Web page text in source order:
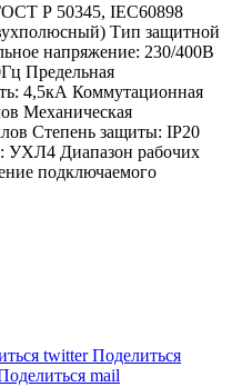
Р 50345, IEC60898
Тип защитной
напряжение: 230/400В
Предельная
4,5кА Коммутационная
Механическая
Степень защиты: IP20
УХЛ4 Диапазон рабочих
подключаемого
twitterПоделиться
mail